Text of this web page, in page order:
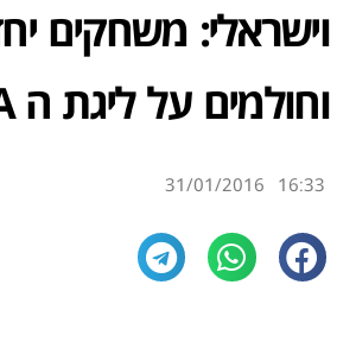
וישראלי: משחקים
וחולמים על ליגת ה BNA
16:33
31/01/2016